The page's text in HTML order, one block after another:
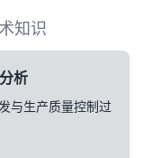
知识
析
与生产质量控制过